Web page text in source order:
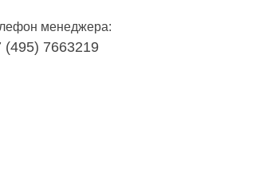
менеджера:
(495) 7663219